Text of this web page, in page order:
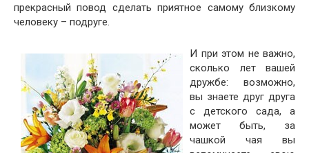
прекрасный повод сделать приятное самому близкому
человеку – подруге.
И при этом не важно,
сколько лет вашей
дружбе: возможно,
вы знаете друг друга
с детского сада, а
может быть, за
чашкой чая вы